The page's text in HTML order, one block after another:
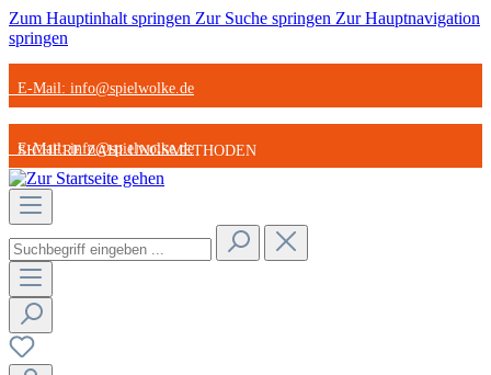
Zum Hauptinhalt springen Zur Suche springen Zur Hauptnavigation
springen
E-Mail: info@spielwolke.de
SICHERE ZAHLUNGSMETHODEN
STARK REDUZIERTE ARTIKEL
GÜNSTIGER VERSAND
E-Mail: info@spielwolke.de
SICHERE ZAHLUNGSMETHODEN
STARK REDUZIERTE ARTIKEL
GÜNSTIGER VERSAND